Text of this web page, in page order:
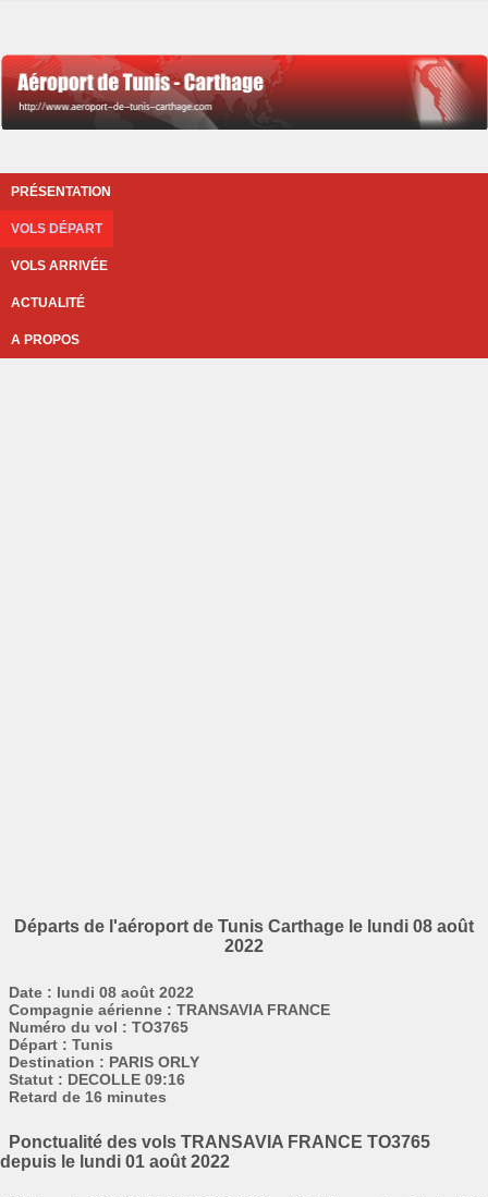
PRÉSENTATION
VOLS DÉPART
VOLS ARRIVÉE
ACTUALITÉ
A PROPOS
Départs de l'aéroport de Tunis Carthage le lundi 08 août
2022
Date : lundi 08 août 2022
Compagnie aérienne : TRANSAVIA FRANCE
Numéro du vol : TO3765
Départ : Tunis
Destination : PARIS ORLY
Statut : DECOLLE 09:16
Retard de 16 minutes
Ponctualité des vols TRANSAVIA FRANCE TO3765
depuis le lundi 01 août 2022